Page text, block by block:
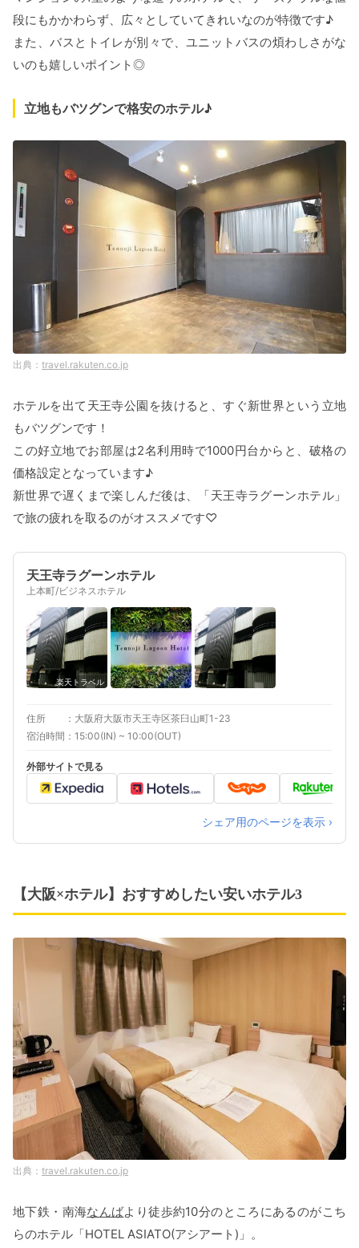
段にもかかわらず、広々としていてきれいなのが特徴です♪
また、バスとトイレが別々で、ユニットバスの煩わしさがな
いのも嬉しいポイント◎
立地もバツグンで格安のホテル♪
travel.rakuten.co.jp
ホテルを出て天王寺公園を抜けると、すぐ新世界という立地
もバツグンです！
この好立地でお部屋は2名利用時で1000円台からと、破格の
価格設定となっています♪
新世界で遅くまで楽しんだ後は、「天王寺ラグーンホテル」
で旅の疲れを取るのがオススメです♡
天王寺ラグーンホテル
上本町/ビジネスホテル
楽天トラベル
住所
大阪府大阪市天王寺区茶臼山町1-23
宿泊時間
15:00(IN) ~ 10:00(OUT)
外部サイトで見る
シェア用のページを表示 ›
【大阪×ホテル】おすすめしたい安いホテル3
travel.rakuten.co.jp
地下鉄・南海なんばより徒歩約10分のところにあるのがこち
らのホテル「HOTEL ASIATO(アシアート)」。